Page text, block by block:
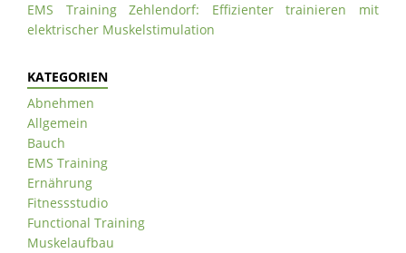
EMS Training Zehlendorf: Effizienter trainieren mit
elektrischer Muskelstimulation
KATEGORIEN
Abnehmen
Allgemein
Bauch
EMS Training
Ernährung
Fitnessstudio
Functional Training
Muskelaufbau